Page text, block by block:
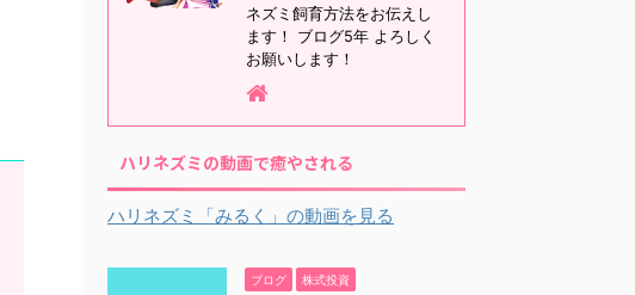
ネズミ飼育方法をお伝えし
ます！ ブログ5年 よろしく
お願いします！
ハリネズミの動画で癒やされる
ハリネズミ「みるく」の動画を見る
ブログ 株式投資